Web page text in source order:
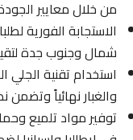
من خلال معايير الجودة
الاستجابة الفورية
شمال وجنوب جدة لتقييم
استخدام تقنية الجلي
والغبار نهائياً وتضمن
توفير مواد تلميع